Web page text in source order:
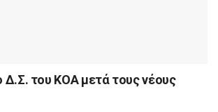
Δ.Σ. του ΚΟΑ μετά τους νέους